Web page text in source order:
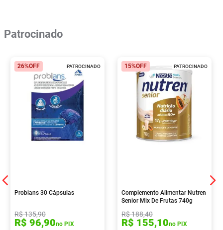
Patrocinado
PATROCINADO
26%OFF
Probians 30 Cápsulas
R$135,90
R$ 96,90no PIX
PATROCINADO
15%OFF
Complemento Alimentar Nutren
Senior Mix De Frutas 740g
R$188,40
R$ 155,10no PIX